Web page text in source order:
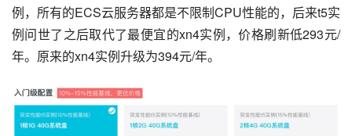
例，所有的ECS云服务器都是不限制CPU性能的，后来t5实
例问世了之后取代了最便宜的xn4实例，价格刷新低293元/
年。原来的xn4实例升级为394元/年。